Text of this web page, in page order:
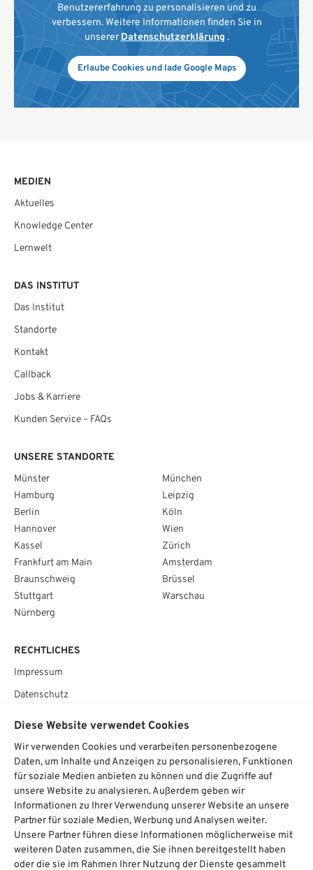
Benutzererfahrung zu personalisieren und zu
verbessern. Weitere Informationen finden Sie in
unserer Datenschutzerklärung .
Erlaube Cookies und lade Google Maps
MEDIEN
Aktuelles
Knowledge Center
Lernwelt
DAS INSTITUT
Das Institut
Standorte
Kontakt
Callback
Jobs & Karriere
Kunden Service – FAQs
RECHTLICHES
Impressum
Datenschutz
UNSERE STANDORTE
Münster
Hamburg
Berlin
Hannover
Kassel
Frankfurt am Main
Braunschweig
Stuttgart
Nürnberg
München
Leipzig
Köln
Wien
Zürich
Amsterdam
Brüssel
Warschau
SOCIAL
Chat starten
Diese Website verwendet Cookies
Wir verwenden Cookies und verarbeiten personenbezogene
Daten, um Inhalte und Anzeigen zu personalisieren, Funktionen
für soziale Medien anbieten zu können und die Zugriffe auf
unsere Website zu analysieren. Außerdem geben wir
Informationen zu Ihrer Verwendung unserer Website an unsere
Partner für soziale Medien, Werbung und Analysen weiter.
Unsere Partner führen diese Informationen möglicherweise mit
weiteren Daten zusammen, die Sie ihnen bereitgestellt haben
oder die sie im Rahmen Ihrer Nutzung der Dienste gesammelt